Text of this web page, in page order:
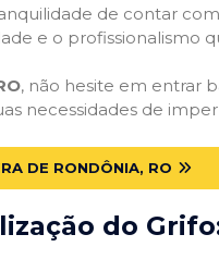
de contar
e o profissionalismo
, não hesite em entrar
necessidades de
DE RONDÔNIA, RO
do